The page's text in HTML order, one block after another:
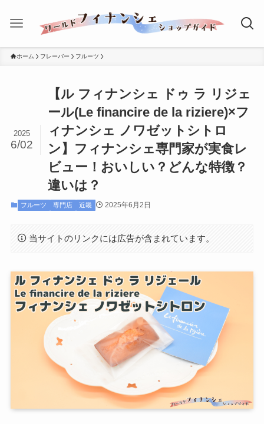
ホーム フレーバー フルーツ
【ル フィナンシェ ドゥ ラ リジェ
ール(Le ﬁnancire de la riziere)×フ
ィナンシェ ノワゼットシトロ
ン】フィナンシェ専門家が実食レ
ビュー！おいしい？どんな特徴？
違いは？
2025
6/02
フルーツ 専門店 近畿 2025年6月2日
当サイトのリンクには広告が含まれています。